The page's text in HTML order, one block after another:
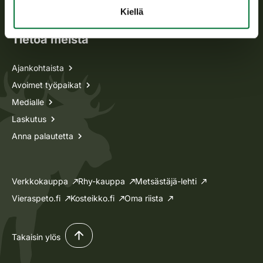
Kiellä
Tietoa meistä
Ajankohtaista
Avoimet työpaikat
Medialle
Laskutus
Anna palautetta
Verkkokauppa Rhy-kauppa
Metsästäjä-lehti
Vieraspeto.fi
Kosteikko.fi Oma riista
Takaisin ylös